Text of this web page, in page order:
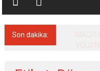
Son dakika: